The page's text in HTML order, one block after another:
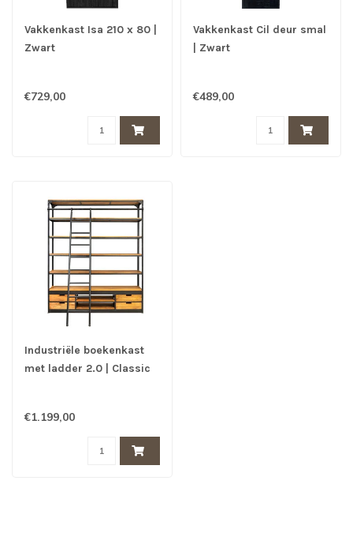
Vakkenkast Isa 210 x 80 |
Zwart
€729,00
Vakkenkast Cil deur smal
| Zwart
€489,00
Industriële boekenkast
met ladder 2.0 | Classic
€1.199,00